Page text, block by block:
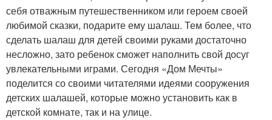
себя отважным путешественником или героем своей
любимой сказки, подарите ему шалаш. Тем более, что
сделать шалаш для детей своими руками достаточно
несложно, зато ребенок сможет наполнить свой досуг
увлекательными играми. Сегодня «Дом Мечты»
поделится со своими читателями идеями сооружения
детских шалашей, которые можно установить как в
детской комнате, так и на улице.